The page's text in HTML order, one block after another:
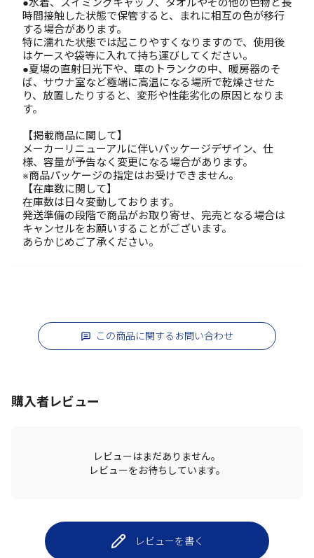
●水着、スイミングキャップ、タオルやその他の色物と長
時間接触した状態で保管すると、まれに相互の色が移行
する場合があります。
特に濡れた状態では起こりやすくなりますので、使用後
はケースや袋等に入れて持ち運びしてください。
●夏場の直射日光下や、車のトランクの中、暖房器のそ
ば、サウナ室など極端に高温になる場所で乾燥させた
り、放置したりすると、変形や性能劣化の原因となりま
す。
【掲載商品に関して】
メーカーリニューアルに伴いパッケージデザイン、仕
様、容量が予告なく変更になる場合があります。
※商品パッケージの指定はお受けできません。
【在庫数に関して】
在庫数は日々変動しております。
発送準備の段階で商品がお取り寄せ、完売となる場合は
キャンセルをお願いすることがございます。
あらかじめご了承ください。
この商品に関するお問い合わせ
購入者レビュー
レビューはまだありません。
レビューをお待ちしています。
レビューを書く